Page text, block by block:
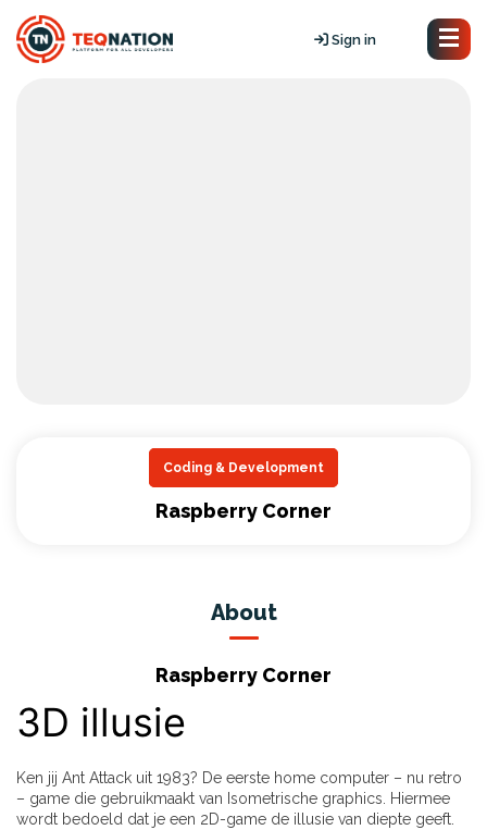
Sign in
Coding & Development
Raspberry Corner
About
Raspberry Corner
3D illusie
Ken jij Ant Attack uit 1983? De eerste home computer – nu retro
– game die gebruikmaakt van Isometrische graphics. Hiermee
wordt bedoeld dat je een 2D-game de illusie van diepte geeft.